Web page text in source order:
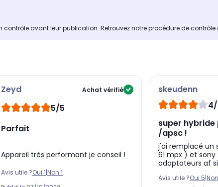
avant leur publication. Retrouvez notre procédure de contrôle
Zeyd Achat vérifié
5/5
Parfait
Appareil très performant je conseil !
Avis utile ?Oui 1|Non 1
skeudenn
super hybride plein format
/apsc !
j'ai remplacé un
61 mpx ) et
adaptateurs af
Avis utile ?Oui 5|Non